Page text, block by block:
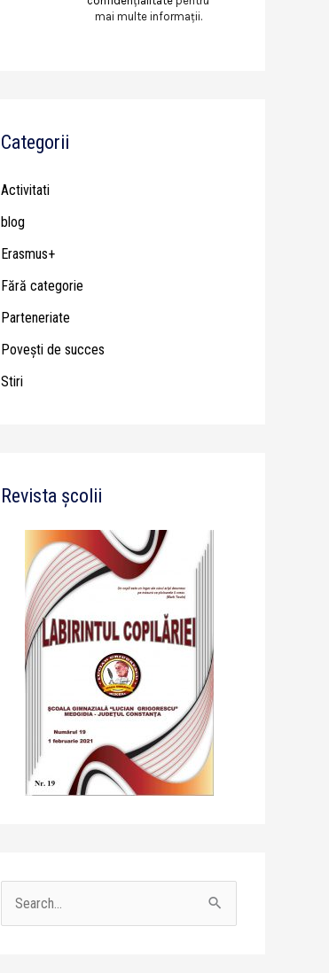
mai multe informații.
Categorii
Activitati
blog
Erasmus+
Fără categorie
Parteneriate
Poveşti de succes
Stiri
Revista școlii